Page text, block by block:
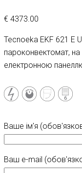
€ 4373.00
Tecnoeka EKF 621 E
пароконвектомат,
електронною
Ваше ім'я
Ваш e-mail